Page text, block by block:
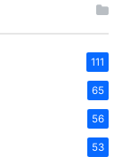
111
65
56
53